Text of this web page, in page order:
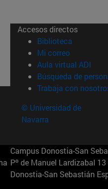
Accesos directos
Biblioteca (abre en
Mi correo(abre en
Aula virtual ADI
Búsqueda de
Trabaja con
© Universidad de
Navarra
Campus Donostia-San
Pº de Manuel Lardizabal
Donostia-San Sebastián